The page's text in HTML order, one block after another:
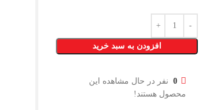
افزودن به سبد خرید
0
نفر در حال مشاهده این
محصول هستند!